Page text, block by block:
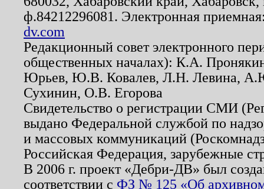
ф.84212296081. Электронная
dv.com
Редакционный совет электронного
общественных началах): К.А.
Юрьев, Ю.В. Ковалев, Л.Н. Левина,
Сухинин, О.В. Егорова
Свидетельство о регистрации СМИ
выдано Федеральной службой по
и массовых коммуникаций
Российская Федерация, зарубежные
В 2006 г. проект «Дебри-ДВ» был
соответствии с ФЗ № 125 «Об